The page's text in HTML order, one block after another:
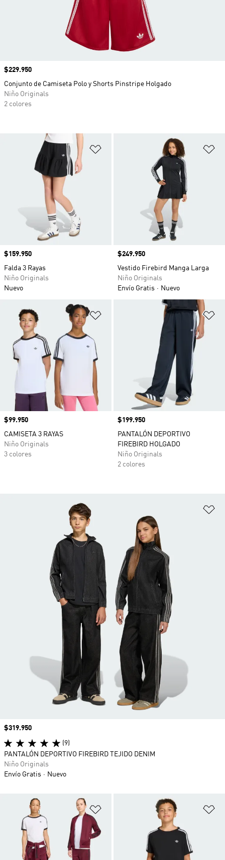
Añadir a la lista de deseos
Precio
$159.950
Falda 3 Rayas
Niño Originals
Nuevo
Precio
$249.950
Vestido Firebird Manga Larga
Niño Originals
Envío Gratis
Nuevo
Añadir a la lista de deseos
Precio
$99.950
CAMISETA 3 RAYAS
Niño Originals
3 colores
Precio
$199.950
PANTALÓN DEPORTIVO
FIREBIRD HOLGADO
Niño Originals
2 colores
Añadir a la lista de deseos
Precio
$319.950
(9)
PANTALÓN DEPORTIVO FIREBIRD TEJIDO DENIM
Niño Originals
Envío Gratis
Nuevo
Precio
$229.950
Conjunto de Camiseta Polo y Shorts Pinstripe Holgado
Niño Originals
2 colores